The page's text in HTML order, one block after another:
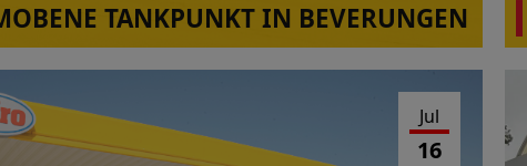
TANKPUNKT IN BEVERUNGEN
Jul
16